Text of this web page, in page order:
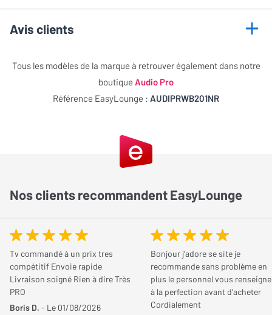
Fixation dans le mur par quatre vis
Versions disponibles
Blanc (39,00 €) Blanc (39,00 €)
Audio Pro WB-201, des supports muraux
pratiques et robustes !
Le support Audio Pro WB-201 est dédié aux enceintesAudio Pro
mur solidement.
Ce support permet ainsi d'intégrer vos enceintes Audio Pro de
manière discrète et élégante dans votre intérieur. La fixation du
support au mur s'effectue facilement à partir de quatre vis. Une
fois en place, il peut pivoter pour orienter votre enceinte vers la
Informations générales
WB-201 Noir
Avis clients
Cet article n'a pas encore recueilli d'évaluations
0 / 5
Vous possédez cet article ? Vous l'avez déjà essayé ? Donnez
votre avis et aidez les autres internautes à bien choisir.
JE DONNE MON AVIS
Tous les modèles de la marque à retrouver également dans notre
boutique Audio Pro
Référence EasyLounge : AUDIPRWB201NR
Nos clients recommandent EasyLounge
Tv commandé à un prix tres
compétitif Envoie rapide
Livraison soigné Rien à dire Très
PRO
Boris D. - Le 01/08/2026
Bonjour j’adore se site je
recommande sans problème en
plus le personnel vous renseigne
à la perfection avant d’acheter
Cordialement